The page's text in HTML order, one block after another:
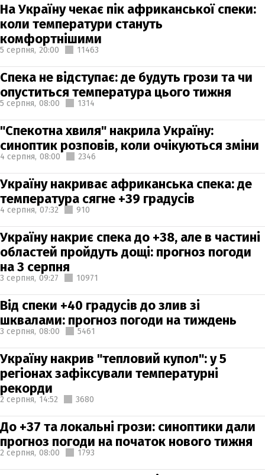
На Україну чекає пік африканської спеки:
коли температури стануть
комфортнішими
5 серпня, 20:00 11463
Спека не відступає: де будуть грози та чи
опуститься температура цього тижня
5 серпня, 08:00 1314
"Спекотна хвиля" накрила Україну:
синоптик розповів, коли очікуються зміни
4 серпня, 08:00 2346
Україну накриває африканська спека: де
температура сягне +39 градусів
4 серпня, 07:32 910
Україну накриє спека до +38, але в частині
областей пройдуть дощі: прогноз погоди
на 3 серпня
3 серпня, 09:27 10971
Від спеки +40 градусів до злив зі
шквалами: прогноз погоди на тиждень
3 серпня, 08:00 5461
Україну накрив "тепловий купол": у 5
регіонах зафіксували температурні
рекорди
2 серпня, 14:52 3680
До +37 та локальні грози: синоптики дали
прогноз погоди на початок нового тижня
2 серпня, 08:00 1793